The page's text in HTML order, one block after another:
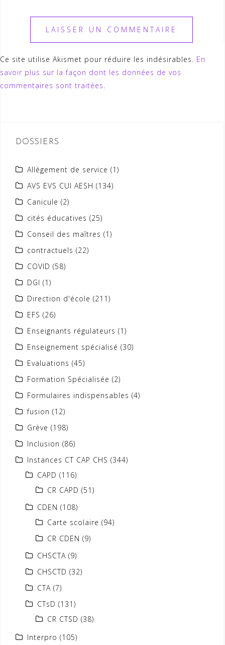
Ce site utilise Akismet pour réduire les indésirables. En
savoir plus sur la façon dont les données de vos
commentaires sont traitées.
DOSSIERS
Allègement de service (1)
AVS EVS CUI AESH (134)
Canicule (2)
cités éducatives (25)
Conseil des maîtres (1)
contractuels (22)
COVID (58)
DGI (1)
Direction d'école (211)
EFS (26)
Enseignants régulateurs (1)
Enseignement spécialisé (30)
Evaluations (45)
Formation Spécialisée (2)
Formulaires indispensables (4)
fusion (12)
Grève (198)
Inclusion (86)
Instances CT CAP CHS (344)
CAPD (116)
CR CAPD (51)
CDEN (108)
Carte scolaire (94)
CR CDEN (9)
CHSCTA (9)
CHSCTD (32)
CTA (7)
CTsD (131)
CR CTSD (38)
Interpro (105)